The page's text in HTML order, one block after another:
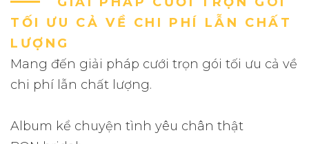
TỐI ƯU CẢ VỀ CHI PHÍ LẪN CHẤT
LƯỢNG
Mang đến giải pháp cưới trọn gói tối ưu cả về
chi phí lẫn chất lượng.
Album kể chuyện tình yêu chân thật